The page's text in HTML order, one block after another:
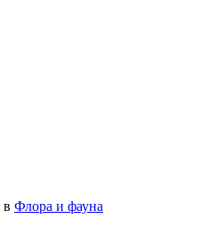
в Флора и фауна